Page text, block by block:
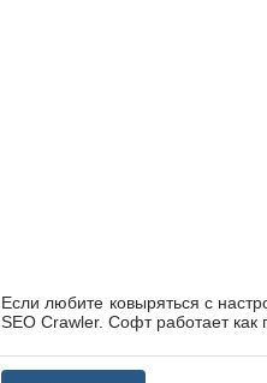
Если любите ковыряться с
SEO Crawler. Софт работает